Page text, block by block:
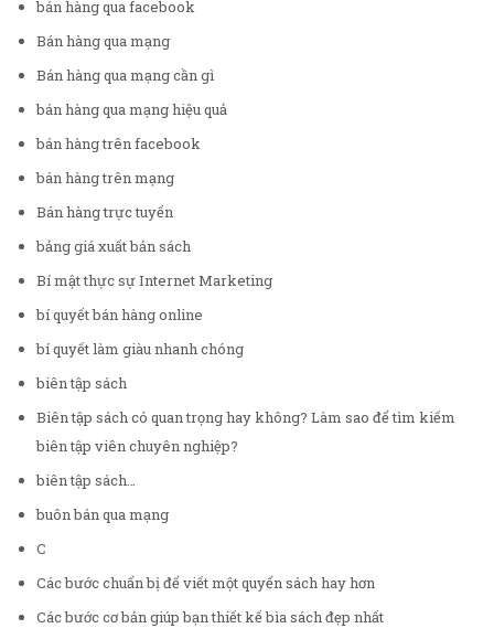
bán hàng qua facebook
Bán hàng qua mạng
Bán hàng qua mạng cần gì
bán hàng qua mạng hiệu quả
bán hàng trên facebook
bán hàng trên mạng
Bán hàng trực tuyến
bảng giá xuất bản sách
Bí mật thực sự Internet Marketing
bí quyết bán hàng online
bí quyết làm giàu nhanh chóng
biên tập sách
Biên tập sách có quan trọng hay không? Làm sao để tìm kiếm
biên tập viên chuyên nghiệp?
biên tập sách…
buôn bán qua mạng
C
Các bước chuẩn bị để viết một quyển sách hay hơn
Các bước cơ bản giúp bạn thiết kế bìa sách đẹp nhất